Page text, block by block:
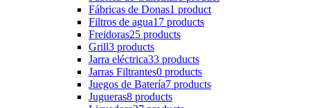
Fábricas de Donas1 product
Filtros de agua17 products
Freidoras25 products
Grill3 products
Jarra eléctrica33 products
Jarras Filtrantes0 products
Juegos de Batería7 products
Jugueras8 products